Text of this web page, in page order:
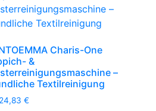
Charis-One
&
–
Textilreinigung
€